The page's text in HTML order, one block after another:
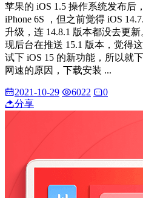
苹果的 iOS 1.5 操作系统发布后
iPhone 6S ，但之前觉得 iOS
升级，连 14.8.1 版本都没去更
现后台在推送 15.1 版本，觉得
试下 iOS 15 的新功能，所以就
网速的原因，下载安装 ...
2021-10-29 6022
0
分享